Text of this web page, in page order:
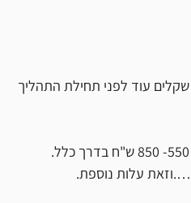
עוד לפני תחילת התהליך
….וזאת עלות נוספת.